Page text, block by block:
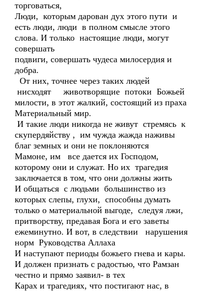
торговаться,
Люди, которым дарован дух этого пути и
есть люди, люди в полном смысле этого
слова. И только настоящие люди, могут
совершать
подвиги, совершать чудеса милосердия и
добра.
От них, точнее через таких людей
нисходят животворящие потоки Божьей
милости, в этот жалкий, состоящий из праха
Материальный мир.
И такие люди никогда не живут стремясь к
скупердяйству , им чужда жажда наживы
благ земных и они не поклоняются
Мамоне, им все дается их Господом,
которому они и служат. Но их трагедия
заключается в том, что они должны жить
И общаться с людьми большинство из
которых слепы, глухи, способны думать
только о материальной выгоде, следуя лжи,
притворству, предавая Бога и его заветы
ежеминутно. И вот, в следствии нарушения
норм Руководства Аллаха
И наступают периоды божьего гнева и кары.
И должен признать с радостью, что Рамзан
честно и прямо заявил- в тех
Карах и трагедиях, что постигают нас, в